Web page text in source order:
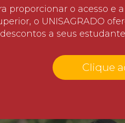
proporcionar o acesso e
o UNISAGRADO
descontos a seus
Clique